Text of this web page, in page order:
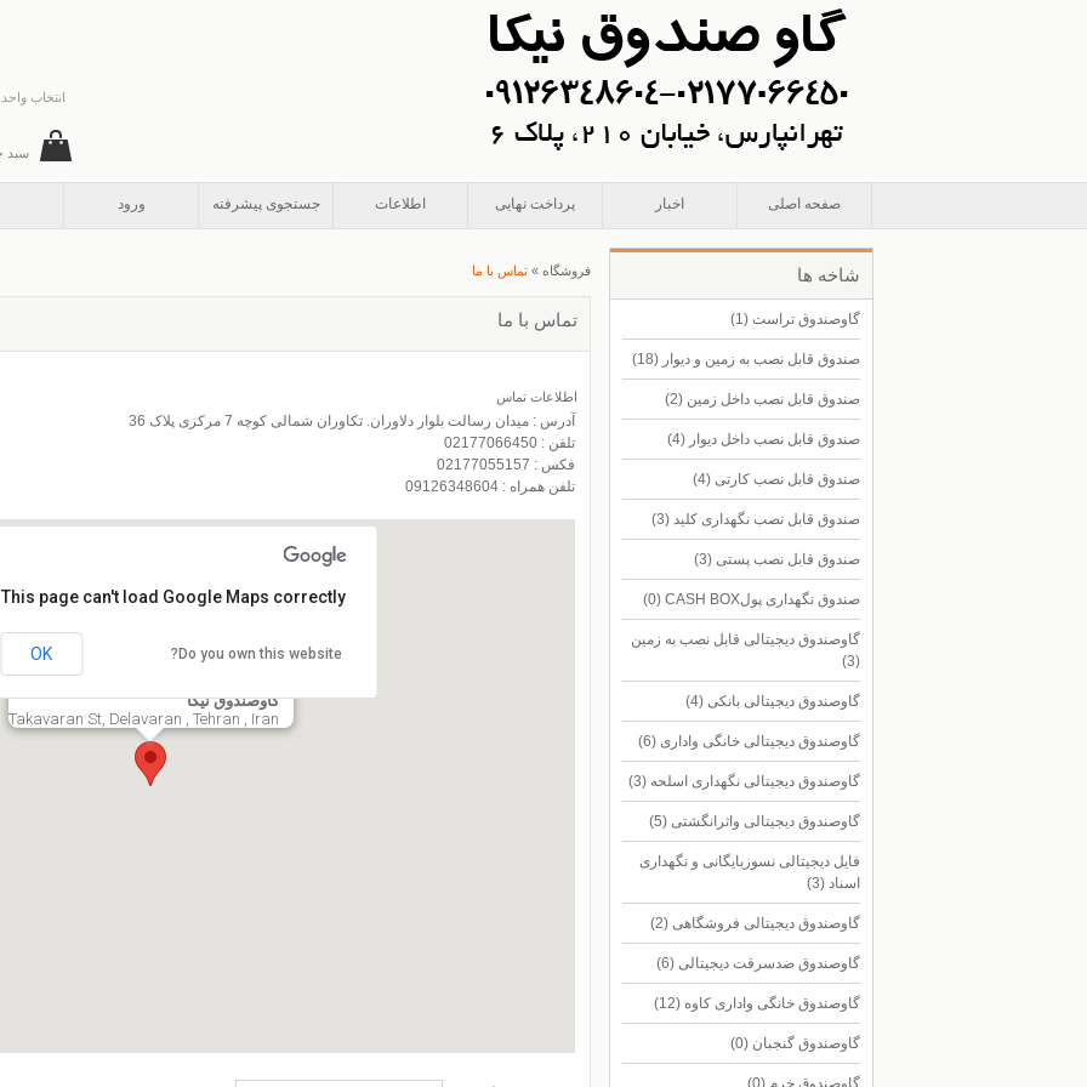
انتخاب
سبد
صفحه اصلی اخبار پرداخت نهایی اطلاعات جستجوی پیشرفته ورود
شاخه ها
گاوصندوق تراست(1)
صندوق قابل نصب به زمین و دیوار(18)
صندوق قابل نصب داخل زمین(2)
صندوق قابل نصب داخل دیوار(4)
صندوق قابل نصب کارتی(4)
صندوق قابل نصب نگهداری کلید(3)
صندوق قابل نصب پستی(3)
صندوق نگهداری پولCASH BOX (0)
گاوصندوق دیجیتالی قابل نصب به زمین
(3)
گاوصندوق دیجیتالی بانکی(4)
گاوصندوق دیجیتالی خانگی واداری(6)
گاوصندوق دیجیتالی نگهداری اسلحه(3)
گاوصندوق دیجیتالی واثرانگشتی(5)
فایل دیجیتالی نسوزبایگانی و نگهداری
اسناد(3)
گاوصندوق دیجیتالی فروشگاهی(2)
گاوصندوق ضدسرقت دیجیتالی(6)
گاوصندوق خانگی واداری کاوه(12)
گاوصندوق گنجبان(0)
گاوصندوق خرم(0)
فروشگاه »تماس با ما
تماس با ما
اطلاعات تماس
آدرس : میدان رسالت بلوار دلاوران. تکاوران شمالی کوچه 7 مرکزی پلاک 36
تلفن : 02177066450
فکس : 02177055157
تلفن همراه : 09126348604
گاوصندوق نیکا
Takavaran St, Delavaran , Tehran , Iran
This page can't load Google Maps correctly.
Do you own this website?
OK